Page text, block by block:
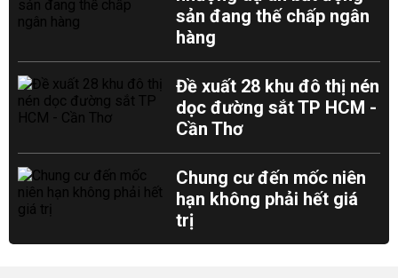
sản đang thế chấp ngân
hàng
Đề xuất 28 khu đô thị nén
dọc đường sắt TP HCM -
Cần Thơ
Chung cư đến mốc niên
hạn không phải hết giá
trị